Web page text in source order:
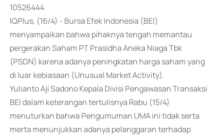
10526444
IQPlus, (16/4) - Bursa Efek Indonesia (BEI)
menyampaikan bahwa pihaknya tengah memantau
pergerakan Saham PT Prasidha Aneka Niaga Tbk
(PSDN) karena adanya peningkatan harga saham yang
di luar kebiasaan (Unusual Market Activity).
Yulianto Aji Sadono Kepala Divisi Pengawasan Transaksi
BEI dalam keterangan tertulisnya Rabu (15/4)
menuturkan bahwa Pengumuman UMA ini tidak serta
merta menunjukkan adanya pelanggaran terhadap